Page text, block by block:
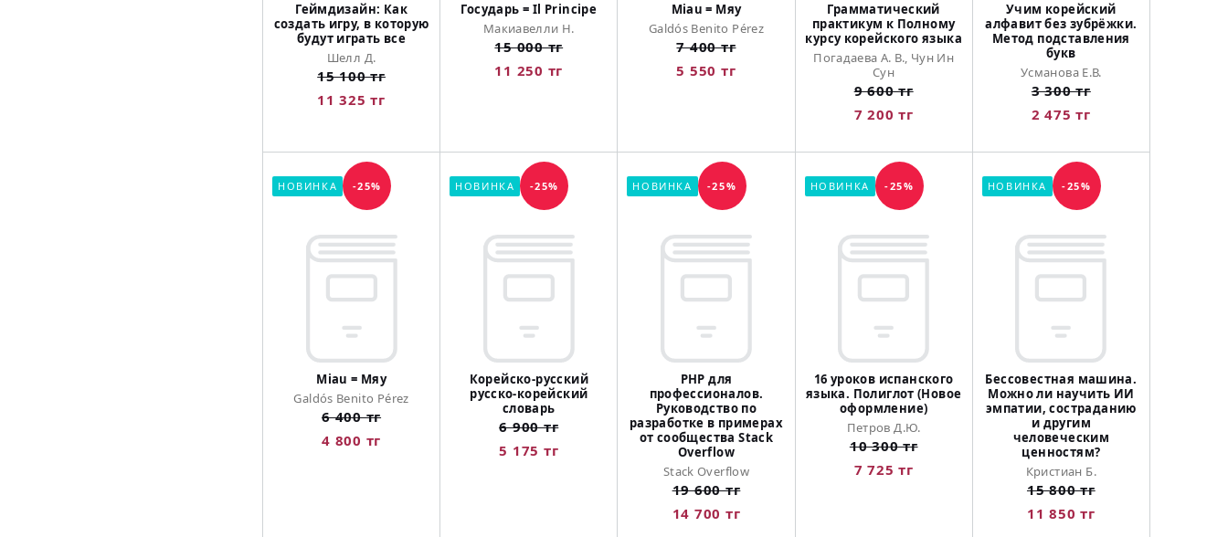
Геймдизайн: Как
создать игру, в которую
будут играть все
Шелл Д.
15 100 тг
11 325 тг
Государь = Il Principe
Макиавелли Н.
15 000 тг
11 250 тг
Miau = Мяу
Galdós Benito Pérez
7 400 тг
5 550 тг
Грамматический
практикум к Полному
курсу корейского языка
Погадаева А. В., Чун Ин
Сун
9 600 тг
7 200 тг
Учим корейский
алфавит без зубрёжки.
Метод подставления
букв
Усманова Е.В.
3 300 тг
2 475 тг
НОВИНКА -25%
Miau = Мяу
Galdós Benito Pérez
6 400 тг
4 800 тг
НОВИНКА -25%
Корейско-русский
русско-корейский
словарь
6 900 тг
5 175 тг
НОВИНКА -25%
PHP для
профессионалов.
Руководство по
разработке в примерах
от сообщества Stack
Overflow
Stack Overflow
19 600 тг
14 700 тг
НОВИНКА -25%
16 уроков испанского
языка. Полиглот (Новое
оформление)
Петров Д.Ю.
10 300 тг
7 725 тг
НОВИНКА -25%
Бессовестная машина.
Можно ли научить ИИ
эмпатии, состраданию
и другим
человеческим
ценностям?
Кристиан Б.
15 800 тг
11 850 тг